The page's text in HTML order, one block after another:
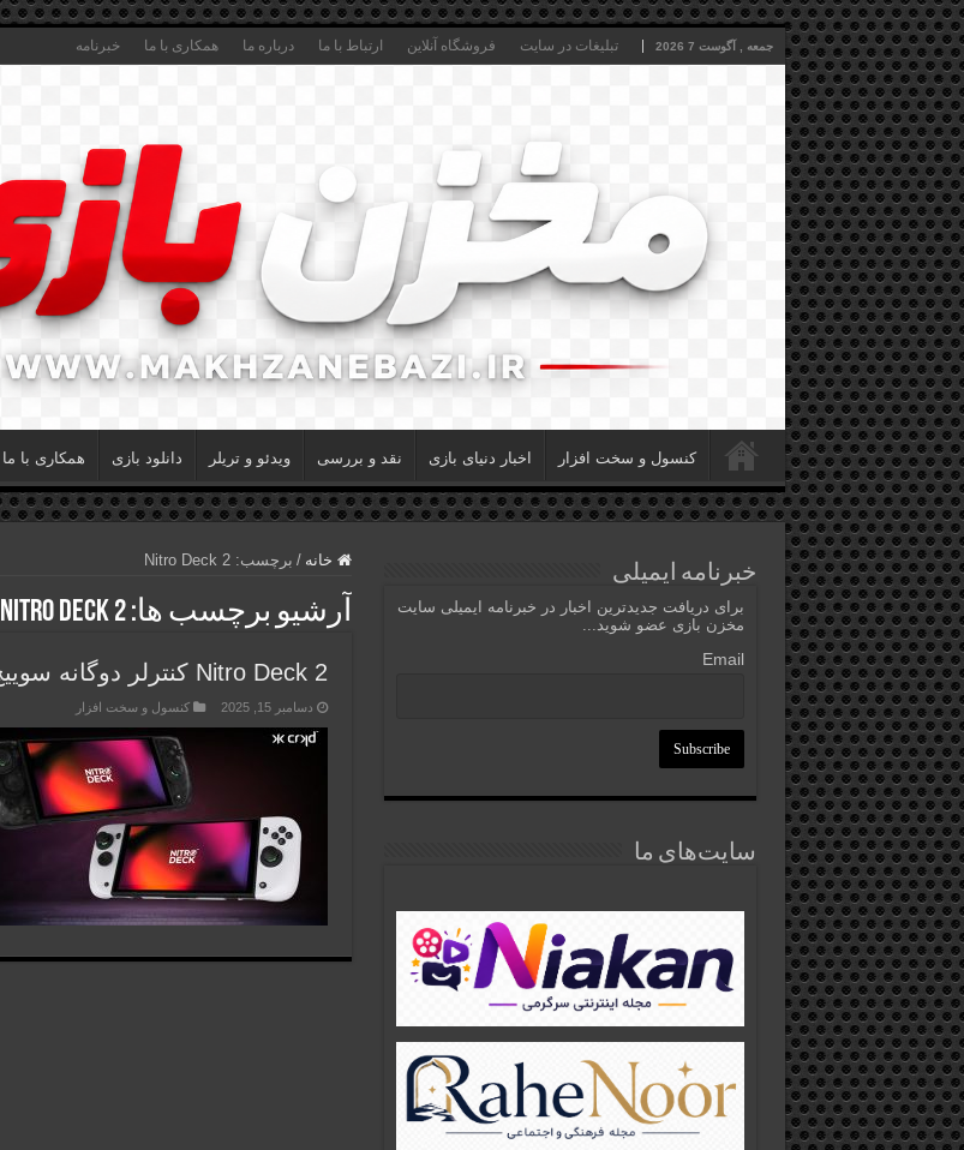
جمعه , آگوست 7 2026 تبلیغات در سایت فروشگاه آنلاین ارتباط با ما درباره ما همکاری با ما خبرنامه
کنسول و سخت افزار اخبار دنیای بازی نقد و بررسی ویدئو و تریلر دانلود بازی همکاری با ما
خانه / برچسب:Nitro Deck 2
آرشیو برچسب ها:Nitro Deck 2
Nitro Deck 2 کنترلر دوگانه سوییچ و سوییچ ۲ ضد دریفت!
دسامبر 15, 2025 کنسول و سخت افزار
خبرنامه ایمیلی
برای دریافت جدیدترین اخبار در خبرنامه ایمیلی سایت
مخزن بازی عضو شوید...
Email
سایت‌های ما